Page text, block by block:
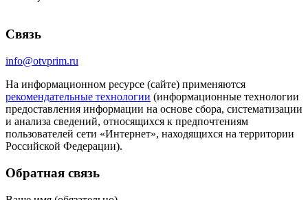
Связь
info@otvprim.ru
На информационном ресурсе (сайте) применяются
рекомендательные технологии (информационные технологии
предоставления информации на основе сбора, систематизации
и анализа сведений, относящихся к предпочтениям
пользователей сети «Интернет», находящихся на территории
Российской Федерации).
Обратная связь